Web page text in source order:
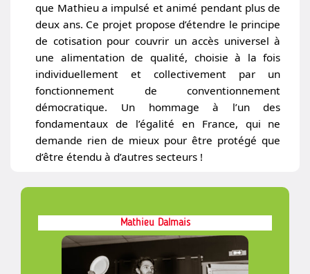
Mathieu Dalmais
que Mathieu a impulsé et animé pendant plus de
deux ans. Ce projet propose d’étendre le principe
de cotisation pour couvrir un accès universel à
une alimentation de qualité, choisie à la fois
individuellement et collectivement par un
fonctionnement de conventionnement
démocratique. Un hommage à l’un des
fondamentaux de l’égalité en France, qui ne
demande rien de mieux pour être protégé que
d’être étendu à d’autres secteurs !